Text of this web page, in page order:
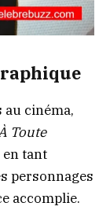
au cinéma,
Toute
en tant
personnages
accomplie.